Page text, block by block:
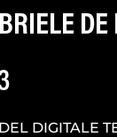
DE
DIGITALE